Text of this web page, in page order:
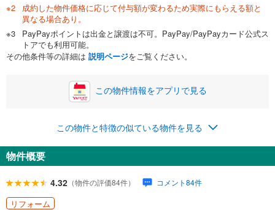
0万円 4,590万円
自己資金から住宅購入にかけられる金額を入力してくださ
い。一般的には物件価格の2割までが目安です。
閉じる
ボーナス
万円
0円
ナス時の増額分（1回分）を入力してください。
ボーナス払いの限度額は金融機関によって異なります。
閉じる
月々の返済額
ローン返済額 119,149円（頭金比率 % ）
成約した物件価格に応じて付与額が変わるため実際にもらえる額と
異なる場合あり。
PayPayポイントは出金と譲渡は不可。PayPay/PayPayカード公式ス
トアでも利用可能。
その他条件等の詳細は 説明ページをご覧ください。
この物件情報をアプリで見る
この物件と特徴の似ている物件を見る
物件概要
4.32 （物件の評価84件） コメント84件
リフォーム